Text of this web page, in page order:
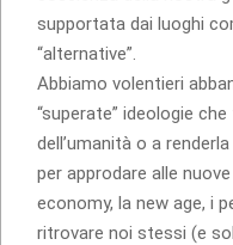
supportata dai luoghi
“alternative”.
Abbiamo volentieri
“superate” ideologie
dell’umanità o a
per approdare alle
economy, la new age, i
ritrovare noi stessi (e